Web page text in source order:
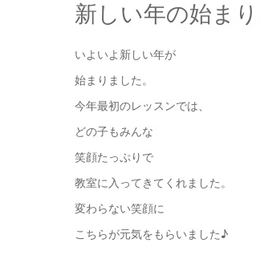
新しい年の始ま
いよいよ新しい年が
始まりました。
今年最初のレッスンでは、
どの子もみんな
笑顔たっぷりで
教室に入ってきてくれました。
変わらない笑顔に
こちらが元気をもらいました♪